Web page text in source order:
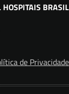
HOSPITAIS BRASIL
de Privacidade